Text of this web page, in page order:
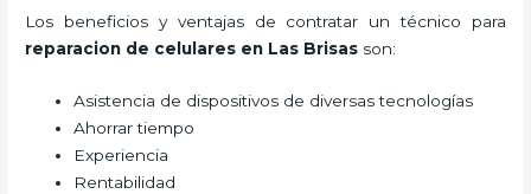
Los beneficios y ventajas de contratar un técnico para
reparacion de celulares en Las Brisas son:
Asistencia de dispositivos de diversas tecnologías
Ahorrar tiempo
Experiencia
Rentabilidad